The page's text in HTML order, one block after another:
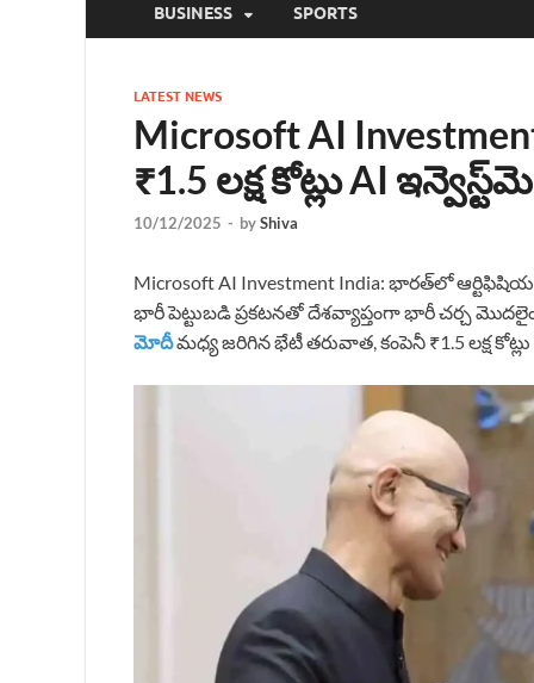
BUSINESS SPORTS
LATEST NEWS
Microsoft AI
₹1.5 లక్ష కోట్లు AI
10/12/2025 - byShiva
Microsoft AI Investment India: భారత్‌లో
భారీ పెట్టుబడి ప్రకటనతో దేశవ్యాప్తంగా భారీ చర్చ
మోదీమధ్య జరిగిన భేటీ తరువాత, కంపెనీ ₹1.5 లక్ష కోట్లు